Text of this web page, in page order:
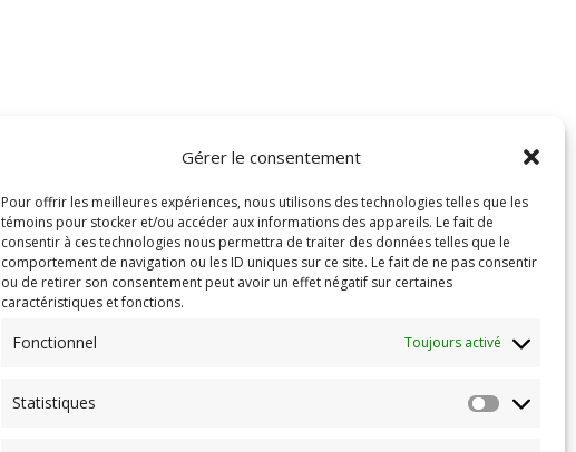
Gérer le consentement
Pour offrir les meilleures expériences, nous utilisons des technologies telles que les
témoins pour stocker et/ou accéder aux informations des appareils. Le fait de
consentir à ces technologies nous permettra de traiter des données telles que le
comportement de navigation ou les ID uniques sur ce site. Le fait de ne pas consentir
ou de retirer son consentement peut avoir un effet négatif sur certaines
caractéristiques et fonctions.
Fonctionnel Toujours activé
Statistiques